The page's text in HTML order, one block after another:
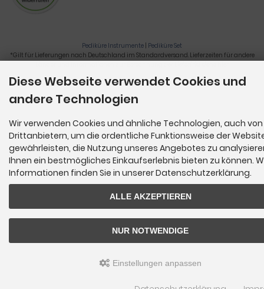
Pediküre Instrumente | Pediküre Set
*Gilt für Lieferungen nach Deutschland im Standardversand. Lieferzeiten für andere
Nagelzange, Podologie, Pediküre, Fußpflegegeräte, Nagelfräser © 2026
Diese Webseite verwendet Cookies und
andere Technologien
Wir verwenden Cookies und ähnliche Technologien, auch von
Drittanbietern, um die ordentliche Funktionsweise der
gewährleisten, die Nutzung unseres Angebotes zu
Ihnen ein bestmögliches Einkaufserlebnis bieten zu können.
Informationen finden Sie in unserer Datenschutzerklärung.
ALLE AKZEPTIEREN
NUR NOTWENDIGE
Einstellungen anpassen